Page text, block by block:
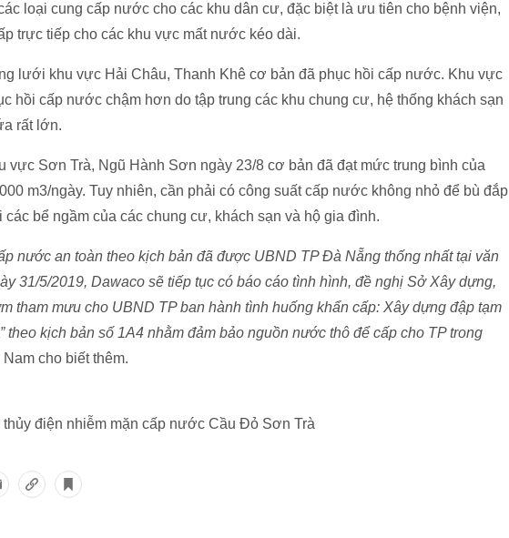
loại cung cấp nước cho các khu dân cư, đặc biệt là ưu tiên cho bệnh viện,
trực tiếp cho các khu vực mất nước kéo dài.
lưới khu vực Hải Châu, Thanh Khê cơ bản đã phục hồi cấp nước. Khu vực
hồi cấp nước chậm hơn do tập trung các khu chung cư, hệ thống khách sạn
rất lớn.
vực Sơn Trà, Ngũ Hành Sơn ngày 23/8 cơ bản đã đạt mức trung bình của
m3/ngày. Tuy nhiên, cần phải có công suất cấp nước không nhỏ để bù đắp
bể ngầm của các chung cư, khách sạn và hộ gia đình.
nước an toàn theo kịch bản đã được UBND TP Đà Nẵng thống nhất tại văn
31/5/2019, Dawaco sẽ tiếp tục có báo cáo tình hình, đề nghị Sở Xây dựng,
tham mưu cho UBND TP ban hành tình huống khẩn cấp: Xây dựng đập tạm
theo kịch bản số 1A4 nhằm đảm bảo nguồn nước thô để cấp cho TP trong
cho biết thêm.
điện nhiễm mặn cấp nước Cầu Đỏ Sơn Trà